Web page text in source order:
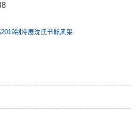
制冷展沈氏节能风采